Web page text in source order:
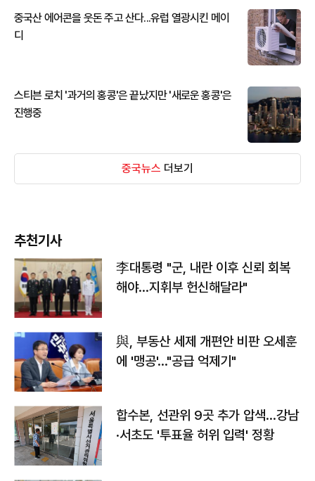
중국산 에어콘을 웃돈 주고 산다...유럽 열광시킨 메이
디
스티븐 로치 '과거의 홍콩'은 끝났지만 '새로운 홍콩'은
진행중
중국뉴스 더보기
추천기사
李대통령 "군, 내란 이후 신뢰 회복
해야…지휘부 헌신해달라"
與, 부동산 세제 개편안 비판 오세훈
에 '맹공'…"공급 억제기"
합수본, 선관위 9곳 추가 압색…강남
·서초도 '투표율 허위 입력' 정황